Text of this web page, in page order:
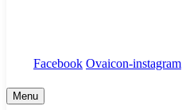
Facebook Ovaicon-instagram
Menu